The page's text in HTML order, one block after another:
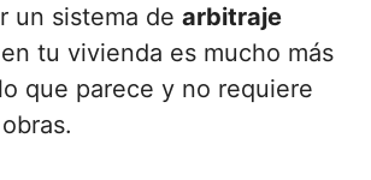
un sistema de arbitraje
en tu vivienda es mucho más
que parece y no requiere